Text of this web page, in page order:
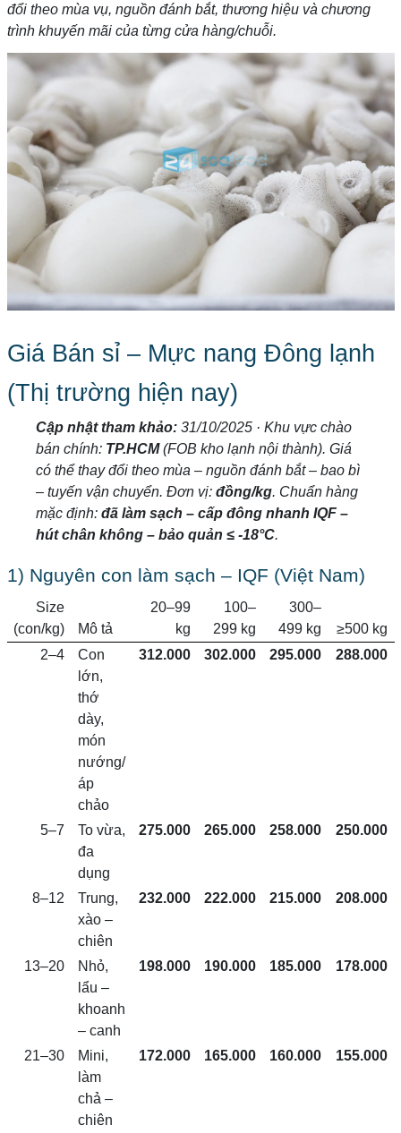
đổi theo mùa vụ, nguồn đánh bắt, thương hiệu và chương
trình khuyến mãi của từng cửa hàng/chuỗi.
Giá Bán sỉ – Mực nang Đông lạnh
(Thị trường hiện nay)
Cập nhật tham khảo:31/10/2025 · Khu vực chào
bán chính: TP.HCM(FOB kho lạnh nội thành). Giá
có thể thay đổi theo mùa – nguồn đánh bắt – bao bì
– tuyến vận chuyển. Đơn vị: đồng/kg. Chuẩn hàng
mặc định: đã làm sạch – cấp đông nhanh IQF –
hút chân không – bảo quản ≤ -18°C.
1) Nguyên con làm sạch – IQF (Việt Nam)
Size
(con/kg)
Mô tả
20–99
kg
100–
299 kg
300–
499 kg
≥500 kg
2–4
Con
lớn,
thớ
dày,
món
nướng/
áp
chảo
312.000 302.000 295.000 288.000
5–7
To vừa,
đa
dụng
275.000 265.000 258.000 250.000
8–12
Trung,
xào –
chiên
232.000 222.000 215.000 208.000
13–20
Nhỏ,
lẩu –
khoanh
– canh
198.000 190.000 185.000 178.000
21–30
Mini,
làm
chả –
chiên
172.000 165.000 160.000 155.000